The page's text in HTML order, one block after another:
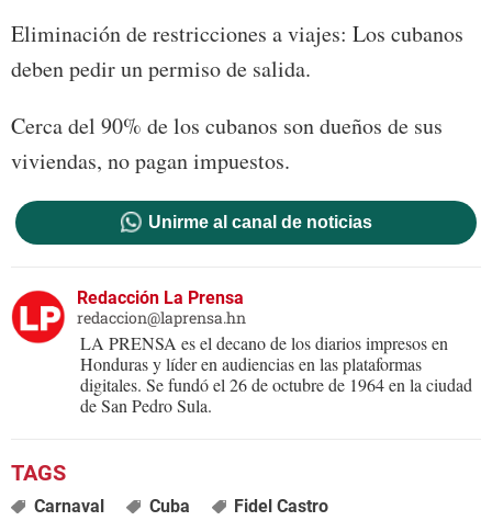
Eliminación de restricciones a viajes: Los cubanos
deben pedir un permiso de salida.
Cerca del 90% de los cubanos son dueños de sus
viviendas, no pagan impuestos.
Unirme al canal de noticias
Redacción La Prensa
redaccion@laprensa.hn
LA PRENSA es el decano de los diarios impresos en
Honduras y líder en audiencias en las plataformas
digitales. Se fundó el 26 de octubre de 1964 en la ciudad
de San Pedro Sula.
Carnaval Cuba Fidel Castro